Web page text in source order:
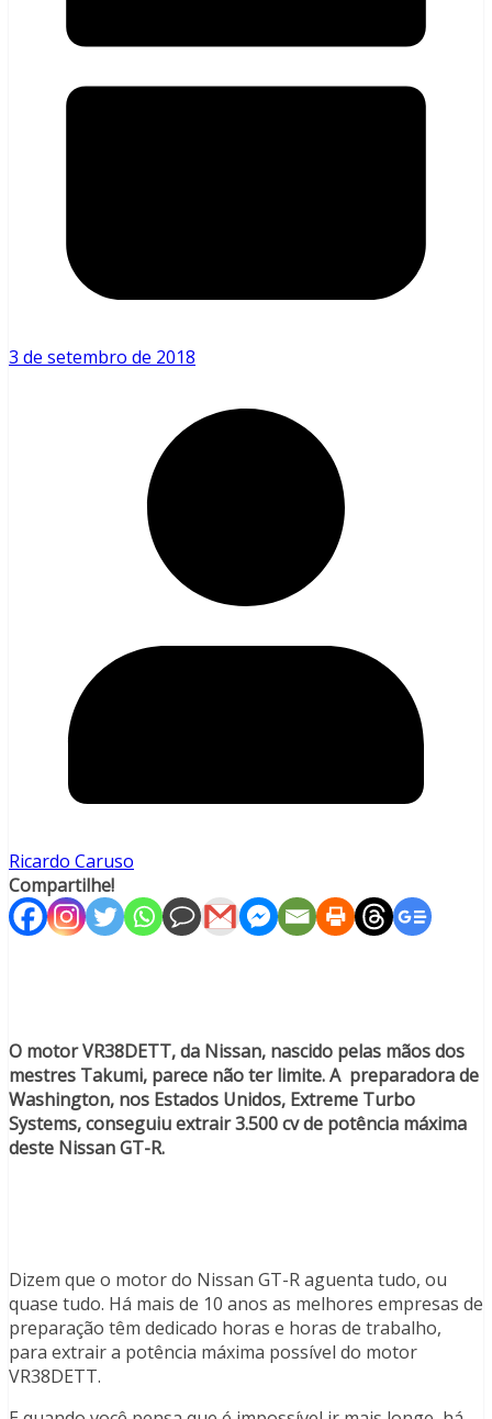
3 de setembro de 2018
Ricardo Caruso
Compartilhe!
O motor VR38DETT, da Nissan, nascido pelas mãos dos
mestres Takumi, parece não ter limite. A preparadora de
Washington, nos Estados Unidos, Extreme Turbo
Systems, conseguiu extrair 3.500 cv de potência máxima
deste Nissan GT-R.
Dizem que o motor do Nissan GT-R aguenta tudo, ou
quase tudo. Há mais de 10 anos as melhores empresas de
preparação têm dedicado horas e horas de trabalho,
para extrair a potência máxima possível do motor
VR38DETT.